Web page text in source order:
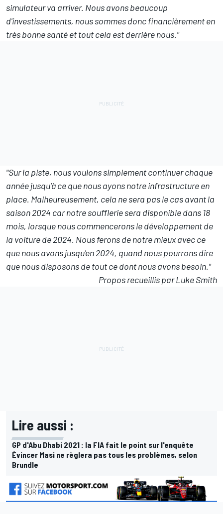
simulateur va arriver. Nous avons beaucoup
d'investissements, nous sommes donc financièrement en
très bonne santé et tout cela est derrière nous."
"Sur la piste, nous voulons simplement continuer chaque
année jusqu'à ce que nous ayons notre infrastructure en
place. Malheureusement, cela ne sera pas le cas avant la
saison 2024 car notre soufflerie sera disponible dans 18
mois, lorsque nous commencerons le développement de
la voiture de 2024. Nous ferons de notre mieux avec ce
que nous avons jusqu'en 2024, quand nous pourrons dire
que nous disposons de tout ce dont nous avons besoin."
Propos recueillis par Luke Smith
Lire aussi :
GP d'Abu Dhabi 2021 : la FIA fait le point sur l'enquête
Évincer Masi ne règlera pas tous les problèmes, selon
Brundle